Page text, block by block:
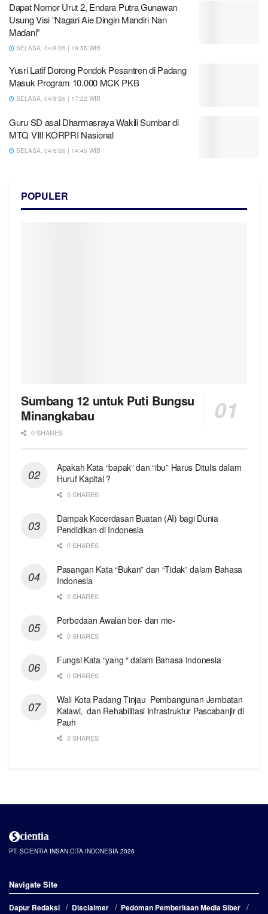
Dapat Nomor Urut 2, Endara Putra Gunawan
Usung Visi “Nagari Aie Dingin Mandiri Nan
Madani”
SELASA, 04/8/26 | 19:55 WIB
Yusri Latif Dorong Pondok Pesantren di Padang
Masuk Program 10.000 MCK PKB
SELASA, 04/8/26 | 17:22 WIB
Guru SD asal Dharmasraya Wakili Sumbar di
MTQ VIII KORPRI Nasional
SELASA, 04/8/26 | 14:45 WIB
POPULER
Sumbang 12 untuk Puti Bungsu
Minangkabau
0 SHARES
Apakah Kata “bapak” dan “ibu” Harus Ditulis dalam
Huruf Kapital ?
0 SHARES
Dampak Kecerdasan Buatan (AI) bagi Dunia
Pendidikan di Indonesia
0 SHARES
Pasangan Kata “Bukan” dan “Tidak” dalam Bahasa
Indonesia
0 SHARES
Perbedaan Awalan ber- dan me-
0 SHARES
Fungsi Kata “yang “ dalam Bahasa Indonesia
0 SHARES
Wali Kota Padang Tinjau Pembangunan Jembatan
Kalawi, dan Rehabilitasi Infrastruktur Pascabanjir di
Pauh
0 SHARES
PT. SCIENTIA INSAN CITA INDONESIA 2026
Navigate Site
Dapur Redaksi Disclaimer Pedoman Pemberitaan Media Siber